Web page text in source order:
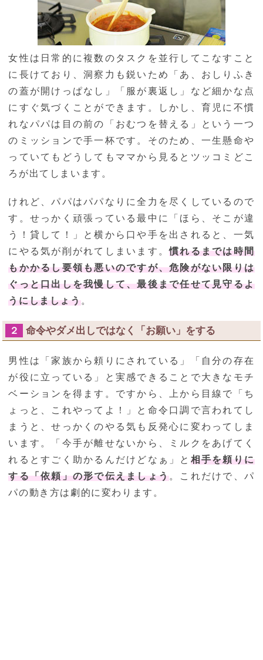
女性は日常的に複数のタスクを並行してこなすこと
に長けており、洞察力も鋭いため「あ、おしりふき
の蓋が開けっぱなし」「服が裏返し」など細かな点
にすぐ気づくことができます。しかし、育児に不慣
れなパパは目の前の「おむつを替える」という一つ
のミッションで手一杯です。そのため、一生懸命や
っていてもどうしてもママから見るとツッコミどこ
ろが出てしまいます。
けれど、パパはパパなりに全力を尽くしているので
す。せっかく頑張っている最中に「ほら、そこが違
う！貸して！」と横から口や手を出されると、一気
にやる気が削がれてしまいます。慣れるまでは時間
もかかるし要領も悪いのですが、危険がない限りは
ぐっと口出しを我慢して、最後まで任せて見守るよ
うにしましょう。
２ 命令やダメ出しではなく「お願い」をする
男性は「家族から頼りにされている」「自分の存在
が役に立っている」と実感できることで大きなモチ
ベーションを得ます。ですから、上から目線で「ち
ょっと、これやってよ！」と命令口調で言われてし
まうと、せっかくのやる気も反発心に変わってしま
います。「今手が離せないから、ミルクをあげてく
れるとすごく助かるんだけどなぁ」と 相手を頼りに
する「依頼」の形で伝えましょう。これだけで、パ
パの動き方は劇的に変わります。